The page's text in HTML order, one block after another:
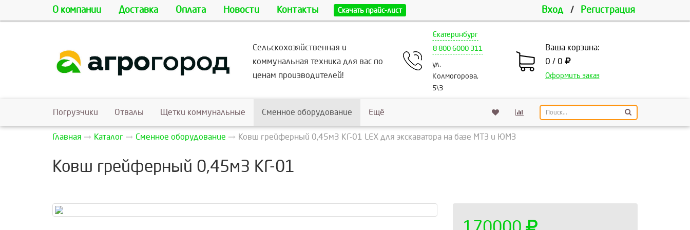
О компании Доставка Оплата Новости Контакты Скачать прайс-лист Вход / Регистрация
Сельскохозяйственная и
коммунальная техника для вас по
ценам производителей!
Екатеринбург
8 800 6000 311
ул.
Колмогорова,
5\3
Ваша корзина:
0 / 0
Оформить заказ
Погрузчики Отвалы Щетки коммунальные Сменное оборудование Ещё
Главная Каталог Сменное оборудование Ковш грейферный 0,45м3 КГ-01 LEX для экскаватора на базе МТЗ и ЮМЗ
Ковш грейферный 0,45м3 КГ-01